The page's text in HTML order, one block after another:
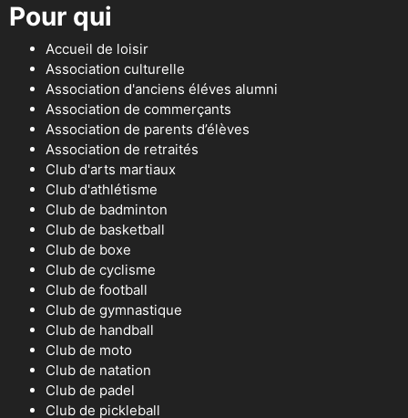
Pour qui
Accueil de loisir
Association culturelle
Association d'anciens éléves alumni
Association de commerçants
Association de parents d’élèves
Association de retraités
Club d'arts martiaux
Club d'athlétisme
Club de badminton
Club de basketball
Club de boxe
Club de cyclisme
Club de football
Club de gymnastique
Club de handball
Club de moto
Club de natation
Club de padel
Club de pickleball